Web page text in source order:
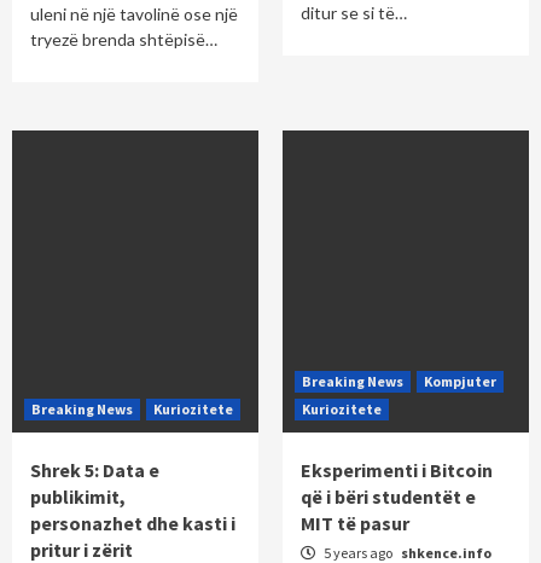
uleni në një tavolinë ose një
tryezë brenda shtëpisë…
ditur se si të…
Breaking News Kuriozitete
Shrek 5: Data e
publikimit,
personazhet dhe kasti i
pritur i zërit
Breaking News
Kompjuter
Kuriozitete
Eksperimenti i Bitcoin
që i bëri studentët e
MIT të pasur
5 years ago shkence.info